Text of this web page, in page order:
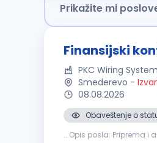
Prikažite mi
Finansijski
PKC Wiring
Smederevo -
08.08.2026
Obaveštenje o
...Opis posla: